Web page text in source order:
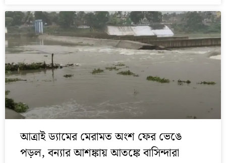
আত্রাই ড্যামের মেরামত অংশ ফের ভেঙে
পড়ল, বন্যার আশঙ্কায় আতঙ্কে বাসিন্দারা